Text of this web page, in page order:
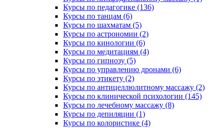
Курсы по педагогике (136)
Курсы по танцам (6)
Курсы по шахматам (5)
Курсы по астрономии (2)
Курсы по кинологии (6)
Курсы по медитациям (4)
Курсы по гипнозу (5)
Курсы по управлению дронами (6)
Курсы по этикету (2)
Курсы по антицеллюлитному массажу (2)
Курсы по клинической психологии (145)
Курсы по лечебному массажу (8)
Курсы по депиляции (1)
Курсы по колористике (4)